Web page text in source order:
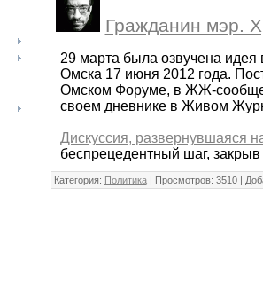
Гражданин мэр.
29 марта была озвучена
Омска 17 июня 2012 года.
Омском Форуме, в ЖЖ-
своем дневнике в Живом
Дискуссия, развернувшаяся
беспрецедентный шаг, закрыв
Категория: Политика| Просмотров: 3510 |